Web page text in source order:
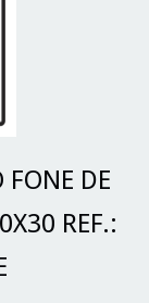
FONE DE
REF.: